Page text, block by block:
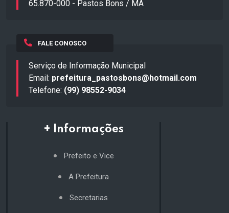
65.870-000 - Pastos Bons / MA
FALE CONOSCO
Serviço de Informação Municipal
Email: prefeitura_pastosbons@hotmail.com
Telefone: (99) 98552-9034
+ Informações
Prefeito e Vice
A Prefeitura
Secretarias